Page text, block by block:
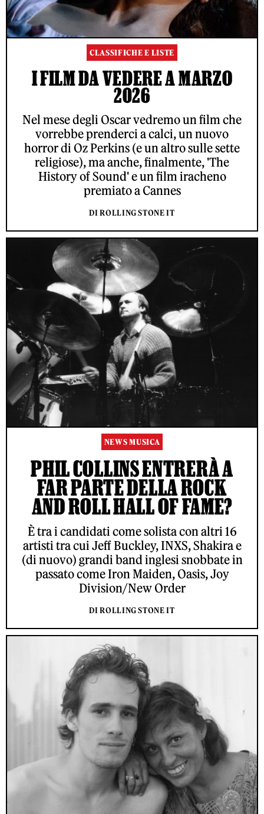
CLASSIFICHE E LISTE
I FILM DA VEDERE A MARZO
2026
Nel mese degli Oscar vedremo un film che
vorrebbe prenderci a calci, un nuovo
horror di Oz Perkins (e un altro sulle sette
religiose), ma anche, finalmente, 'The
History of Sound' e un film iracheno
premiato a Cannes
DI ROLLING STONE IT
NEWS MUSICA
PHIL COLLINS ENTRERÀ A
FAR PARTE DELLA ROCK
AND ROLL HALL OF FAME?
È tra i candidati come solista con altri 16
artisti tra cui Jeff Buckley, INXS, Shakira e
(di nuovo) grandi band inglesi snobbate in
passato come Iron Maiden, Oasis, Joy
Division/New Order
DI ROLLING STONE IT